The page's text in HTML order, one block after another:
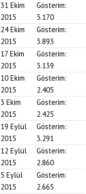
31 Ekim
2015
Gösterim:
3.170
24 Ekim
2015
Gösterim:
3.893
17 Ekim
2015
Gösterim:
3.139
10 Ekim
2015
Gösterim:
2.405
3 Ekim
2015
Gösterim:
2.425
19 Eylül
2015
Gösterim:
3.291
12 Eylül
2015
Gösterim:
2.860
5 Eylül
2015
Gösterim:
2.665